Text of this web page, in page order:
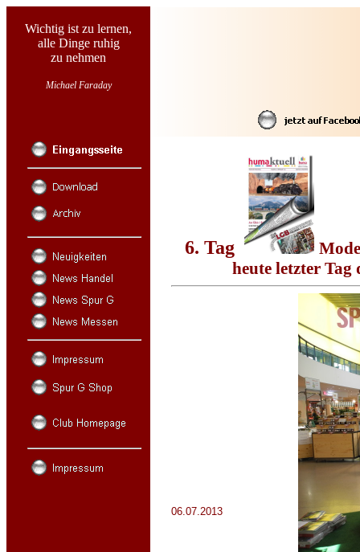
Wichtig ist zu lernen,
alle Dinge ruhig
zu nehmen
Michael Faraday
6. Tag
heute letzter
06.07.2013